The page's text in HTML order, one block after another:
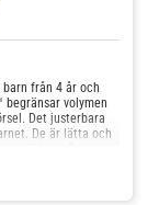
från 4 år och
begränsar volymen
Det justerbara
De är lätta och
i skolan, på resan
de lika bra för
valet om du vill